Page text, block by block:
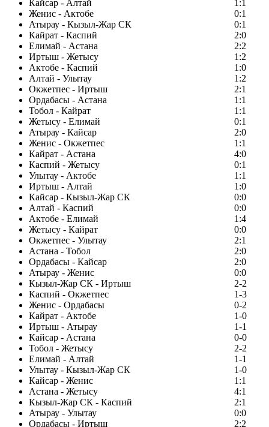
Кайсар - Алтай
1:1
Женис - Актобе
0:1
Атырау - Кызыл-Жар СК
0:1
Кайрат - Каспий
2:0
Елимай - Астана
2:2
Иртыш - Жетысу
1:2
Актобе - Каспий
1:0
Алтай - Улытау
1:2
Окжетпес - Иртыш
2:1
Ордабасы - Астана
1:1
Тобол - Кайрат
1:1
Жетысу - Елимай
0:1
Атырау - Кайсар
2:0
Женис - Окжетпес
1:1
Кайрат - Астана
4:0
Каспий - Жетысу
0:1
Улытау - Актобе
1:1
Иртыш - Алтай
1:0
Кайсар - Кызыл-Жар СК
0:0
Алтай - Каспий
0:0
Актобе - Елимай
1:4
Жетысу - Кайрат
0:0
Окжетпес - Улытау
2:1
Астана - Тобол
2:0
Ордабасы - Кайсар
2:0
Атырау - Женис
0:0
Кызыл-Жар СК - Иртыш
2-2
Каспий - Окжетпес
1-3
Женис - Ордабасы
0-2
Кайрат - Актобе
1-0
Иртыш - Атырау
1-1
Кайсар - Астана
0-0
Тобол - Жетысу
2-2
Елимай - Алтай
1-1
Улытау - Кызыл-Жар СК
1-0
Кайсар - Женис
1:1
Астана - Жетысу
4:1
Кызыл-Жар СК - Каспий
2:1
Атырау - Улытау
0:0
Ордабасы - Иртыш
2:2